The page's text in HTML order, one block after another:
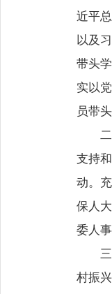
近平
以及
带头
实以
员带
支持
动。
保人
委人
村振